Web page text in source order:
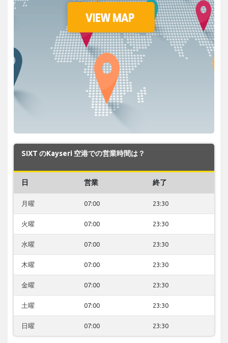
SIXT のKayseri 空港での営業時間は？
日 営業 終了
月曜 07:00 23:30
火曜 07:00 23:30
水曜 07:00 23:30
木曜 07:00 23:30
金曜 07:00 23:30
土曜 07:00 23:30
日曜 07:00 23:30